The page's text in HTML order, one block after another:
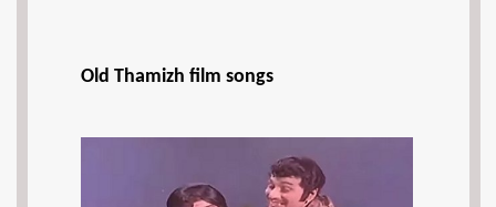
Old Thamizh film songs